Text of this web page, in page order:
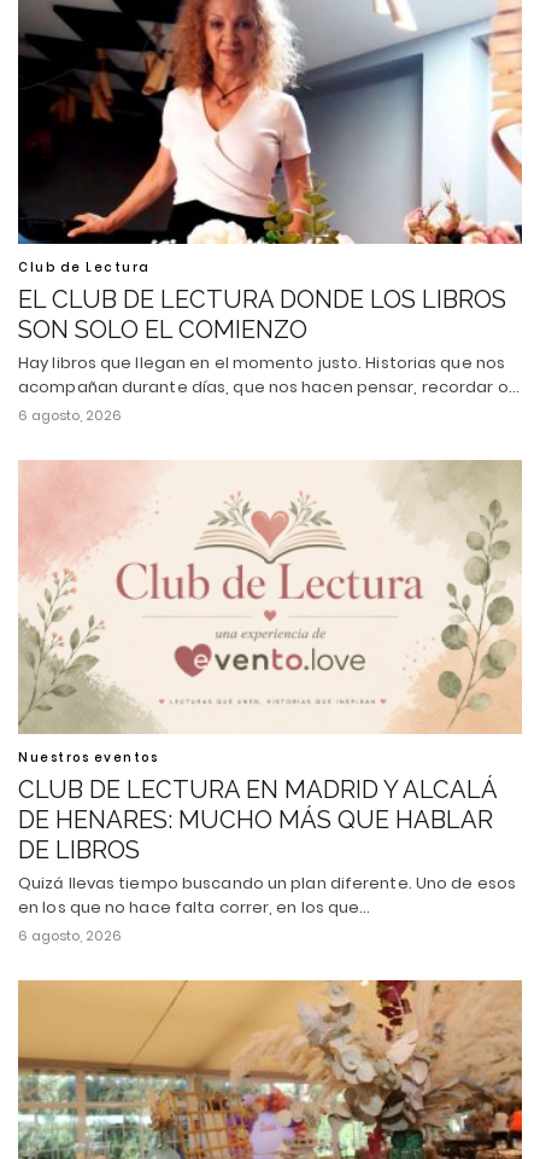
Club de Lectura
EL CLUB DE LECTURA DONDE LOS LIBROS
SON SOLO EL COMIENZO
Hay libros que llegan en el momento justo. Historias que nos
acompañan durante días, que nos hacen pensar, recordar o…
6 agosto, 2026
Nuestros eventos
CLUB DE LECTURA EN MADRID Y ALCALÁ
DE HENARES: MUCHO MÁS QUE HABLAR
DE LIBROS
Quizá llevas tiempo buscando un plan diferente. Uno de esos
en los que no hace falta correr, en los que…
6 agosto, 2026